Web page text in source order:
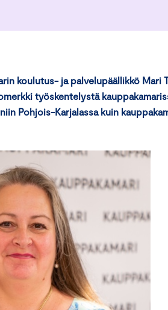
koulutus- ja palvelupäällikkö Mari
työskentelystä
Pohjois-Karjalassa kuin